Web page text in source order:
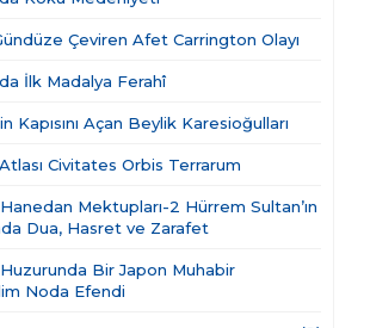
Çeviren Afet Carrington Olayı
İlk Madalya Ferahî
Kapısını Açan Beylik Karesioğulları
Civitates Orbis Terrarum
Mektupları-2 Hürrem Sultan’ın
Dua, Hasret ve Zarafet
Huzurunda Bir Japon Muhabir
Noda Efendi